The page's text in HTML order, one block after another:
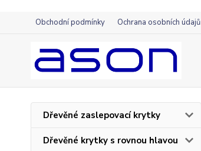
Obchodní podmínky Ochrana osobních údajů
Dřevěné zaslepovací krytky
Dřevěné krytky s rovnou hlavou